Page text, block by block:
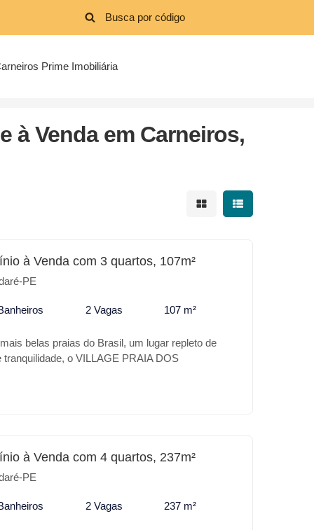
Prime Imobiliária
à Venda em Carneiros,
Mostrar resultados em
Mostrar
à Venda com 3 quartos, 107m²
PE
2 Vagas 107 m²
belas praias do Brasil, um lugar repleto de
tranquilidade, o VILLAGE PRAIA DOS
conforto, excelente localização em frente ao
o VILLAGE PRAIA DOS CARNEIROS V é o
à Venda com 4 quartos, 237m²
PE
2 Vagas 237 m²